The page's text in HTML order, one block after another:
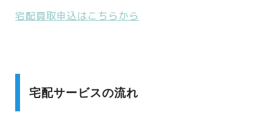
宅配買取申込はこちらから
宅配サービスの流れ